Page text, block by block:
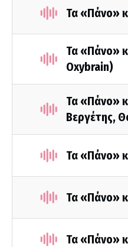
Τα «Πάνο»
Τα «Πάνο»
Oxybrain)
Τα «Πάνο»
Βεργέτης,
Τα «Πάνο»
Τα «Πάνο»
Τα «Πάνο»